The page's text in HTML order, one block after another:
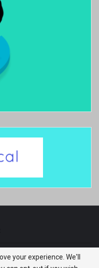
Reserved.
your experience. We'll